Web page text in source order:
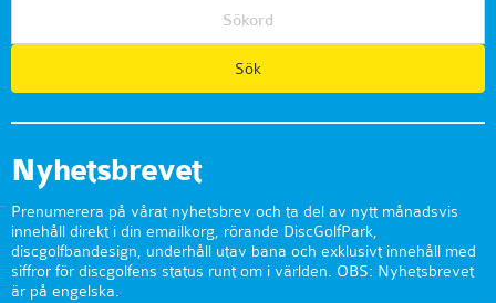
Nyhetsbrevet
Prenumerera på vårat nyhetsbrev och ta del av nytt månadsvis
innehåll direkt i din emailkorg, rörande DiscGolfPark,
discgolfbandesign, underhåll utav bana och exklusivt innehåll med
siffror för discgolfens status runt om i världen. OBS: Nyhetsbrevet
är på engelska.